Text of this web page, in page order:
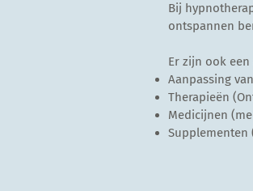
Bij
ontspannen
Er zijn ook
Aanpassing
Therapieën
Medicijnen